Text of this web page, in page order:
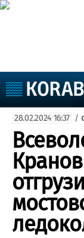
Судоходство
Судоремонт
События
Пресс-релизы
Порты
Рыболовство
ВМФ
Образование
Яхты и катера
Еще
28.02.2024 16:37 /